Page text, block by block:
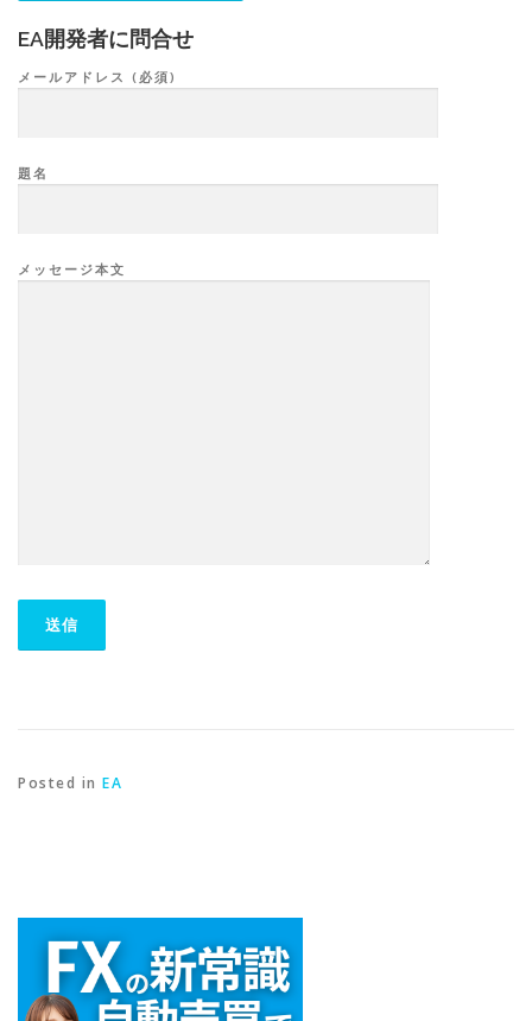
EA開発者に問合せ
メールアドレス (必須)
題名
メッセージ本文
Posted in EA